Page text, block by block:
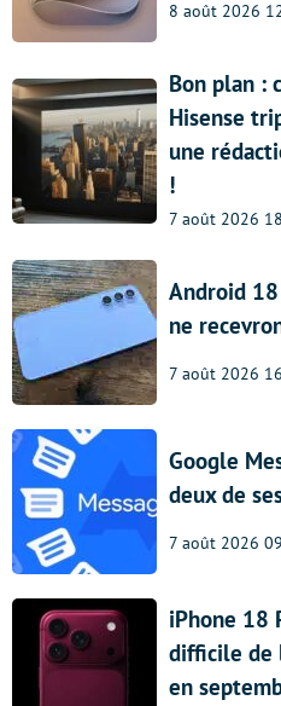
8 août 2026
Bon plan :
Hisense
une
!
7 août 2026
Android 18
ne
7 août 2026
Google
deux de
7 août 2026
iPhone 18
difficile de
en